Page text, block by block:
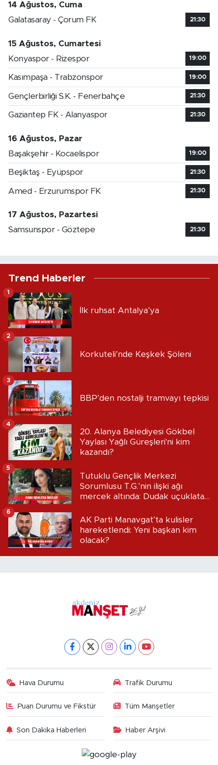
14 Ağustos, Cuma
Galatasaray - Çorum FK
21:30
15 Ağustos, Cumartesi
Konyaspor - Rizespor
19:00
Kasımpaşa - Trabzonspor 19:00
Gençlerbirliği S.K. - Fenerbahçe 21:30
Gaziantep FK - Alanyaspor 21:30
16 Ağustos, Pazar
Başakşehir - Kocaelispor
19:00
Beşiktaş - Eyüpspor 21:30
Amed - Erzurumspor FK 21:30
17 Ağustos, Pazartesi
Samsunspor - Göztepe
21:30
Trend Haberler
İlk ruhsat Antalya’ya
1
Korkuteli’nde Keşkek Şöleni
2
BBP’den nostalji tramvayı tepkisi
3
20. Alanya Belediyesi Gökbel
Yaylası Yağlı Güreşleri'ni kim
kazandı?
4
Tutuklu Gençlik Merkezi
Sorumlusu T.G.’nin ilişki ağı
mercek altında: Dudak uçuklatan
5
AK Parti Manavgat’ta kulisler
hareketlendi: Yeni başkan kim
olacak?
6
Hava Durumu Trafik Durumu
Puan Durumu ve Fikstür Tüm Manşetler
Son Dakika Haberleri Haber Arşivi